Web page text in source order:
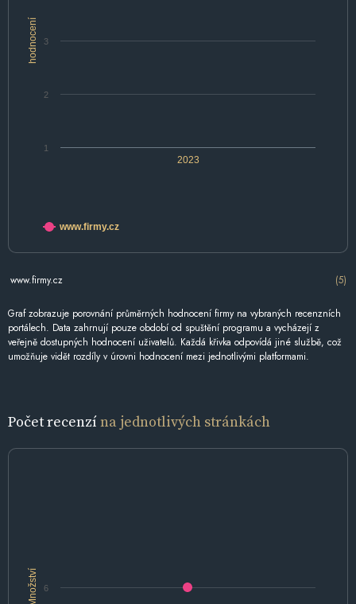
hodnocení
2023
1
2
3
www.firmy.cz
www.firmy.cz (5)
Graf zobrazuje porovnání průměrných hodnocení firmy na vybraných recenzních
portálech. Data zahrnují pouze období od spuštění programu a vycházejí z
veřejně dostupných hodnocení uživatelů. Každá křivka odpovídá jiné službě, což
umožňuje vidět rozdíly v úrovni hodnocení mezi jednotlivými platformami.
Počet recenzína jednotlivých stránkách
Množství 6